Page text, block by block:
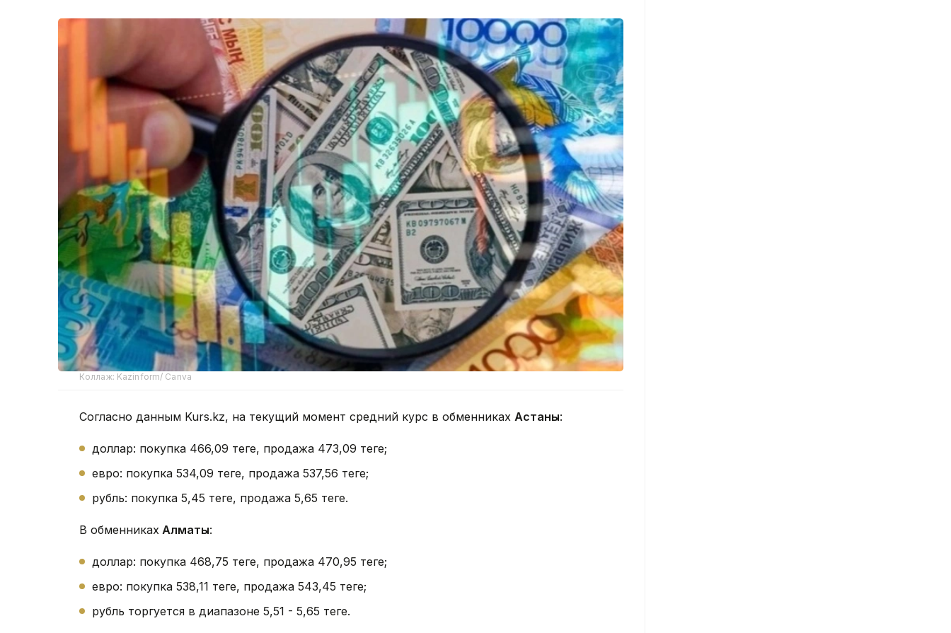
Коллаж: Kazinform/ Canva
Согласно данным Kurs.kz, на текущий момент средний курс в обменниках Астаны:
доллар: покупка 466,09 теңге, продажа 473,09 теңге;
евро: покупка 534,09 теңге, продажа 537,56 теңге;
рубль: покупка 5,45 теңге, продажа 5,65 теңге.
В обменниках Алматы:
доллар: покупка 468,75 теңге, продажа 470,95 теңге;
евро: покупка 538,11 теңге, продажа 543,45 теңге;
рубль торгуется в диапазоне 5,51 - 5,65 теңге.